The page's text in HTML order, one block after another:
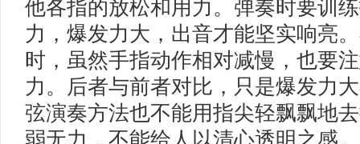
他各指的放松和用力。弹奏时要训
力，爆发力大，出音才能坚实响亮
时，虽然手指动作相对减慢，也要
力。后者与前者对比，只是爆发力
弦演奏方法也不能用指尖轻飘飘地
弱无力，不能给人以清心透明之感。